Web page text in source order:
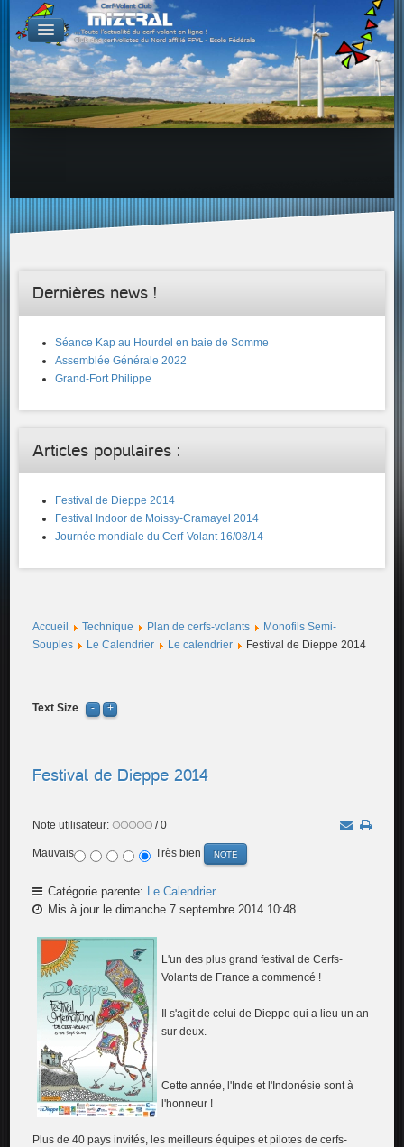
De par le monde
GALERIES
Galerie Photo
Galerie KAP
Galerie Vidéo
Proposer un lien sur votre site Web
Proposer un nouveau lien !
Dernières news !
Séance Kap au Hourdel en baie de Somme
Assemblée Générale 2022
Grand-Fort Philippe
Articles populaires :
Festival de Dieppe 2014
Festival Indoor de Moissy-Cramayel 2014
Journée mondiale du Cerf-Volant 16/08/14
Accueil Technique Plan de cerfs-volants
Monofils Semi-
Souples
Le Calendrier Le calendrier Festival de Dieppe 2014
Text Size
Festival de Dieppe 2014
Note utilisateur: / 0
Mauvais Très bien
Catégorie parente: Le Calendrier
Mis à jour le dimanche 7 septembre 2014 10:48
L'un des plus grand festival de Cerfs-
Volants de France a commencé !
Il s'agit de celui de Dieppe qui a lieu un an
sur deux.
Cette année, l'Inde et l'Indonésie sont à
l'honneur !
Plus de 40 pays invités, les meilleurs équipes et pilotes de cerfs-